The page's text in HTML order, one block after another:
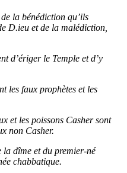
la bénédiction qu’ils
D.ieu et de la malédiction,
d’ériger le Temple et d’y
les faux prophètes et les
et les poissons Casher sont
non Casher.
la dîme et du premier-né
chabbatique.